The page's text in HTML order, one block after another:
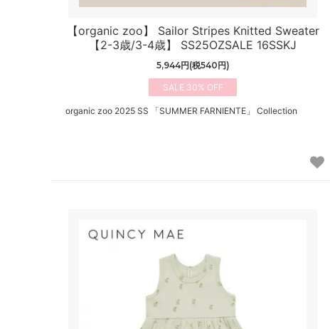
【organic zoo】 Sailor Stripes Knitted Sweater
【2-3歳/3-4歳】 SS25OZSALE 16SSKJ
5,944円(税540円)
30%
organic zoo 2025 SS 「SUMMER FARNIENTE」 Collection